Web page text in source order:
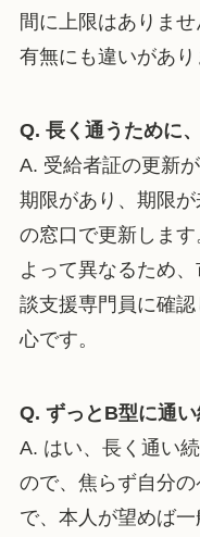
間に上限はありま
有無にも違いがあり
Q. 長く通うために
A. 受給者証の更新
期限があり、期限
の窓口で更新しま
よって異なるため
談支援専門員に確
心です。
Q. ずっとB型に通
A. はい、長く通い
ので、焦らず自分
で、本人が望めば